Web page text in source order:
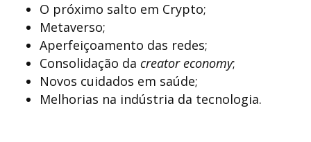
O próximo salto em Crypto;
Metaverso;
Aperfeiçoamento das redes;
Consolidação dacreator economy;
Novos cuidados em saúde;
Melhorias na indústria da tecnologia.